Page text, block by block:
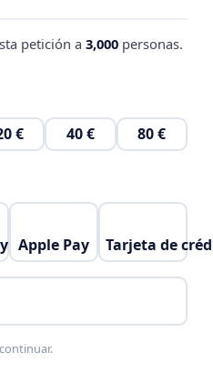
y despoblación
queMéxico
se retire
y no
NACIONALcomo
de todo el mundo.
petición a 3,000 personas.
€ 40 € 80 €
Apple Pay Tarjeta de